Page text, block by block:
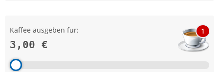
Kaffee ausgeben für:
3,00 €
1